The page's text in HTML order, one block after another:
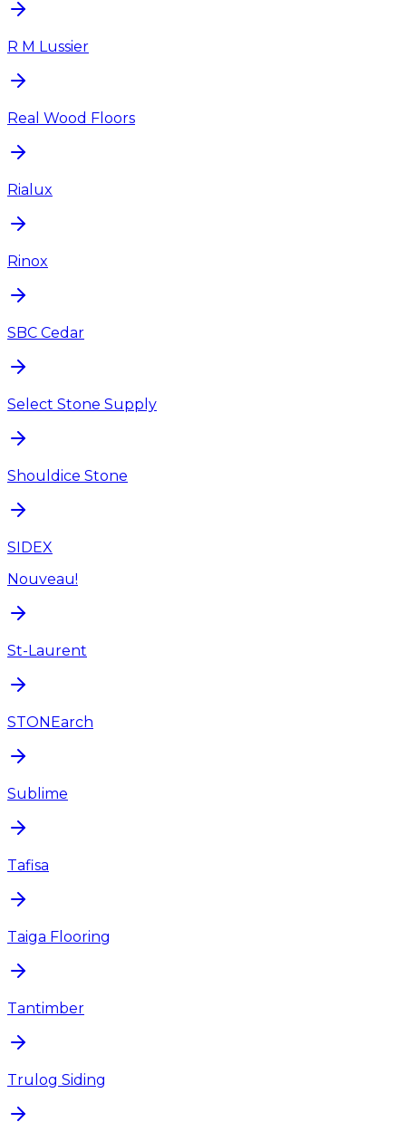
R M Lussier
Real Wood Floors
Rialux
Rinox
SBC Cedar
Select Stone Supply
Shouldice Stone
SIDEX
Nouveau!
St-Laurent
STONEarch
Sublime
Tafisa
Taiga Flooring
Tantimber
Trulog Siding